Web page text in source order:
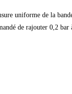
uniforme de la
de rajouter 0,2 bar